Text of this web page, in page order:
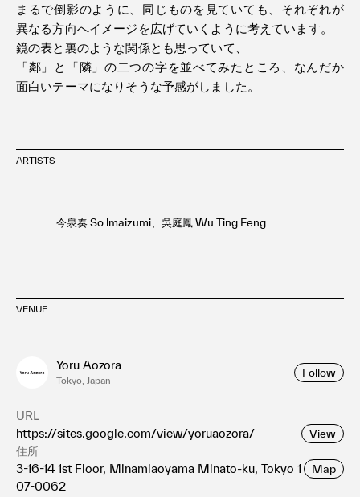
まるで倒影のように、同じものを見ていても、それぞれが
異なる方向へイメージを広げていくように考えています。
鏡の表と裏のような関係とも思っていて、
「鄰」と「隣」の二つの字を並べてみたところ、なんだか
面白いテーマになりそうな予感がしました。
ARTISTS
今泉奏 So lmaizumi、吳庭鳳 Wu Ting Feng
VENUE
Yoru Aozora
Tokyo, Japan
Follow
URL
https://sites.google.com/view/yoruaozora/
View
住所
3-16-14 1st Floor, Minamiaoyama Minato-ku, Tokyo 1
07-0062
Map